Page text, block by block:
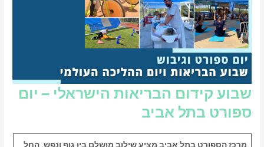
שבוע קידום הבריאות הישראלי – יום
ספורט בתל אביב
מרכז הספורט בתל אביב מציע שילוב מושלם בין גוף ונפש, החל